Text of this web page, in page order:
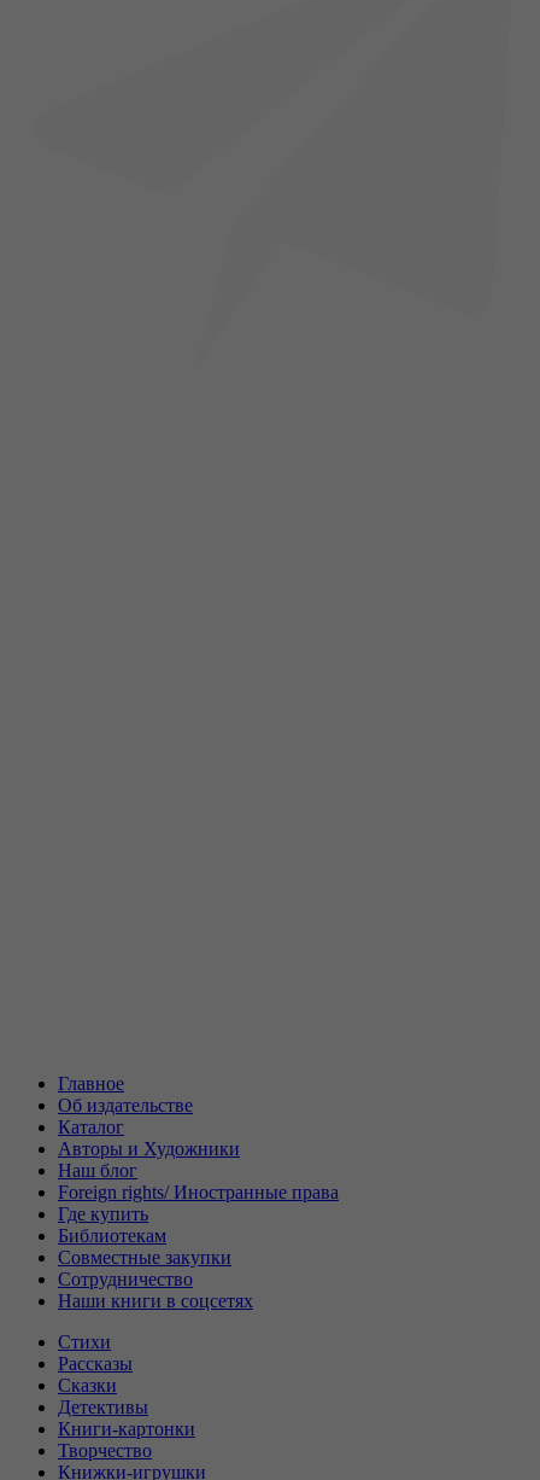
Главное
Об издательстве
Каталог
Авторы и Художники
Наш блог
Foreign rights/ Иностранные права
Где купить
Библиотекам
Совместные закупки
Сотрудничество
Наши книги в соцсетях
Стихи
Рассказы
Сказки
Детективы
Книги-картонки
Творчество
Книжки-игрушки